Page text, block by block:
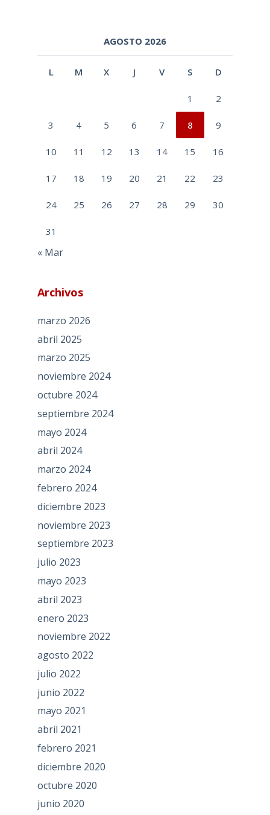
AGOSTO 2026
L M X J V S D
1 2
3 4 5 6 7 8 9
10 11 12 13 14 15 16
17 18 19 20 21 22 23
24 25 26 27 28 29 30
31
« Mar
Archivos
marzo 2026
abril 2025
marzo 2025
noviembre 2024
octubre 2024
septiembre 2024
mayo 2024
abril 2024
marzo 2024
febrero 2024
diciembre 2023
noviembre 2023
septiembre 2023
julio 2023
mayo 2023
abril 2023
enero 2023
noviembre 2022
agosto 2022
julio 2022
junio 2022
mayo 2021
abril 2021
febrero 2021
diciembre 2020
octubre 2020
junio 2020